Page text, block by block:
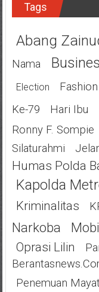
Tags
Abang
Nama
Election Fashion
Ke-79
Hari Ibu
Ronny F. Sompie
Silaturahmi
Humas Polda
Kapolda
Kriminalitas
Narkoba
Oprasi Lilin
Penemuan Mayat